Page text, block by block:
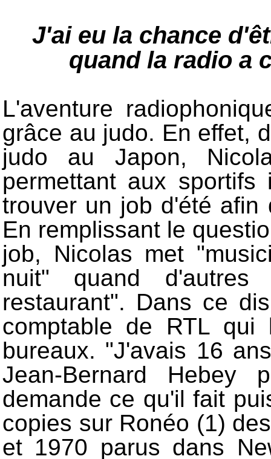
J'ai eu la chance
quand la radio a
L'aventure
grâce au judo. En effet,
judo au Japon,
permettant aux
trouver un job d'été afin
En remplissant le
job, Nicolas met
nuit" quand
restaurant". Dans ce
comptable de RTL
bureaux. "J'avais 16
Jean-Bernard Hebey
demande ce qu'il fait
copies sur Ronéo (1)
et 1970 parus dans